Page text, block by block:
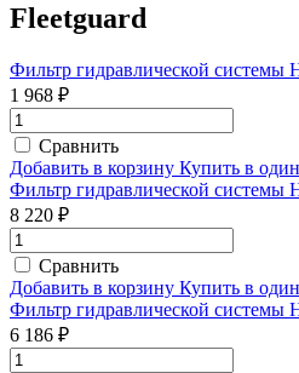
Fleetguard
Фильтр гидравлической системы
1 968 ₽
Сравнить
Добавить в корзину Купить в
Фильтр гидравлической системы
8 220 ₽
Сравнить
Добавить в корзину Купить в
Фильтр гидравлической системы
6 186 ₽